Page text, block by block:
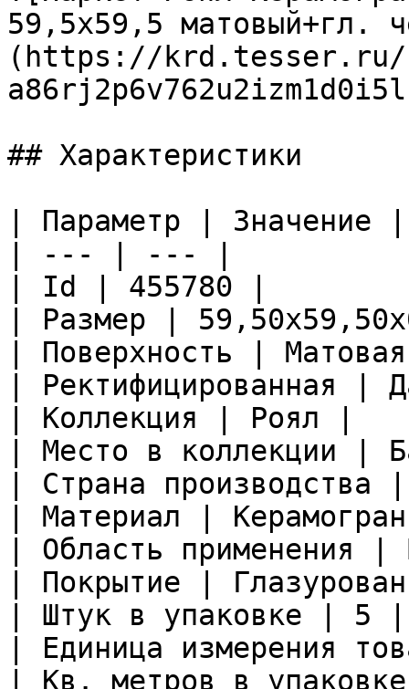
59,5х59,5 матовый+гл.
(https://krd.tesser.ru/
## Характеристики
| Параметр | Значение |
| --- | --- |
| Id | 455780 |
| Размер |
| Поверхность |
| Ректифицированная |
| Коллекция | Роял |
| Место в коллекции |
| Страна
| Материал |
| Область применения
| Покрытие |
| Штук в упаковке | 5 |
| Единица измерения
| Кв. метров в